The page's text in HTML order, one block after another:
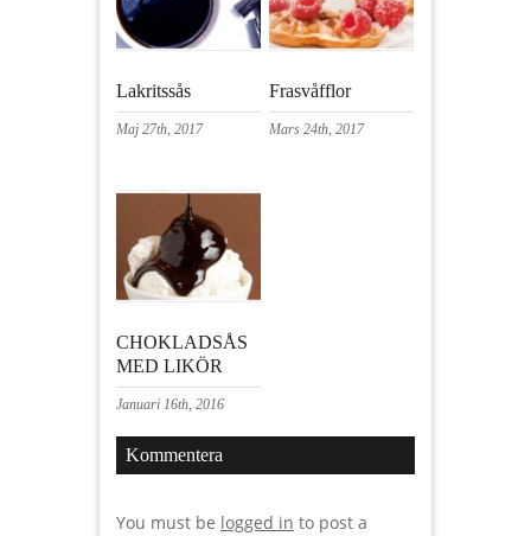
Lakritssås
Maj 27th, 2017
Frasvåfflor
Mars 24th, 2017
CHOKLADSÅS
MED LIKÖR
Januari 16th, 2016
Kommentera
You must be logged in to post a